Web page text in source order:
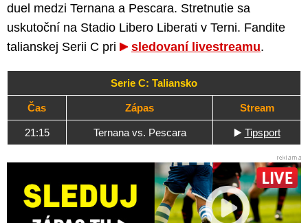
duel medzi Ternana a Pescara. Stretnutie sa
uskutoční na Stadio Libero Liberati v Terni. Fandite
talianskej Serii C pri
sledovaní livestreamu.
Serie C: Taliansko
Čas Zápas Stream
21:15 Ternana vs. Pescara ▶️ Tipsport